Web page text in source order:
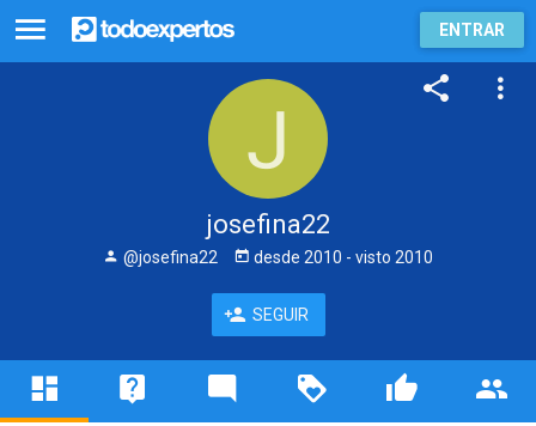
ENTRAR
josefina22
@josefina22 desde 2010 - visto 2010
SEGUIR